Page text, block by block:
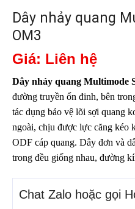
Dây nhảy quang
OM3
Giá: Liên hệ
Dây nhảy quang Multimode
đường truyền ổn đinh, bên
tác dụng bảo vệ lõi sợi quang
ngoài, chịu được lực căng kéo
ODF cáp quang. Dây đơn và
trong đều giống nhau, đường
Chat Zalo hoặc gọi